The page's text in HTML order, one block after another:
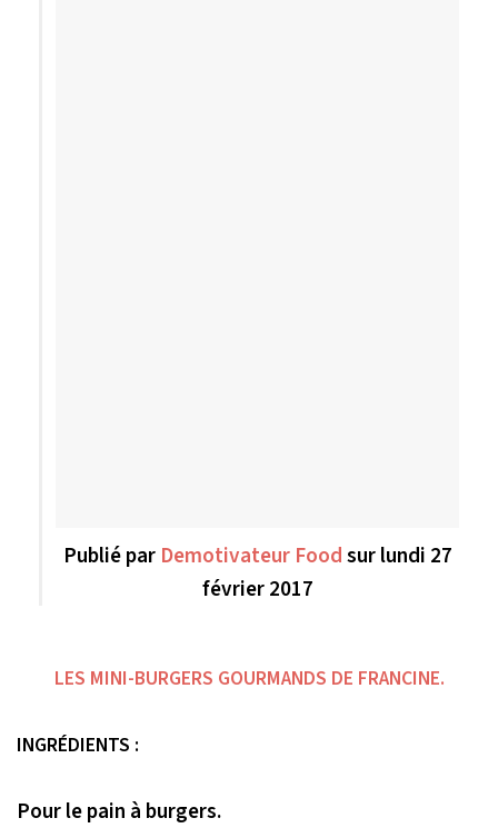
Publié par Demotivateur Foodsur lundi 27
février 2017
LES MINI-BURGERS GOURMANDS DE FRANCINE.
INGRÉDIENTS :
Pour le pain à burgers.